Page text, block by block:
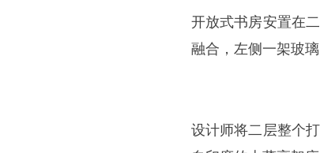
开放式书房安置在
融合，左侧一架玻
设计师将二层整个